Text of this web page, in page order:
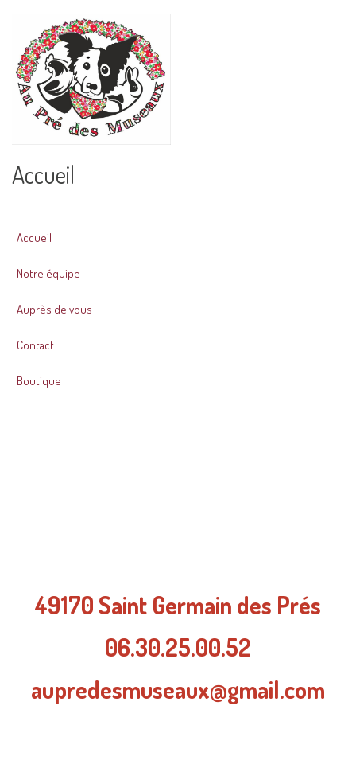
Accueil
Accueil
Notre équipe
Auprès de vous
Contact
Boutique
49170 Saint Germain des Prés
06.30.25.00.52
aupredesmuseaux@gmail.com